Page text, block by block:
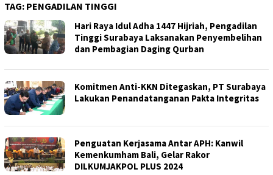
TAG: PENGADILAN TINGGI
Hari Raya Idul Adha 1447 Hijriah, Pengadilan
Tinggi Surabaya Laksanakan Penyembelihan
dan Pembagian Daging Qurban
Komitmen Anti-KKN Ditegaskan, PT Surabaya
Lakukan Penandatanganan Pakta Integritas
Penguatan Kerjasama Antar APH: Kanwil
Kemenkumham Bali, Gelar Rakor
DILKUMJAKPOL PLUS 2024